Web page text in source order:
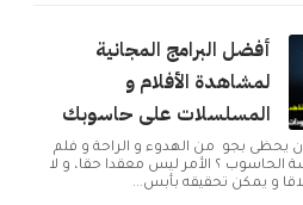
أفضل البرامج المجانية
لمشاهدة الأفلام و
المسلسلات على حاسوبك
ان يحظى بجو من الهدوء و الراحة و فلم
الحاسوب ؟ الأمر ليس معقدا حقا، و لا
و يمكن تحقيقه بأبس...